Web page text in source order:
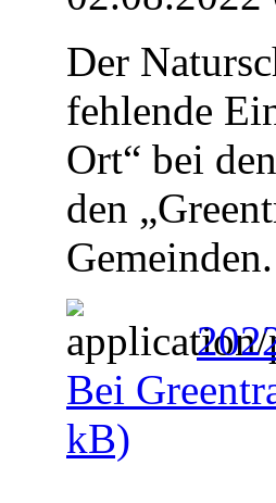
Der
fehlende
Ort“ bei
den
Gemeinden.
Bei
kB)